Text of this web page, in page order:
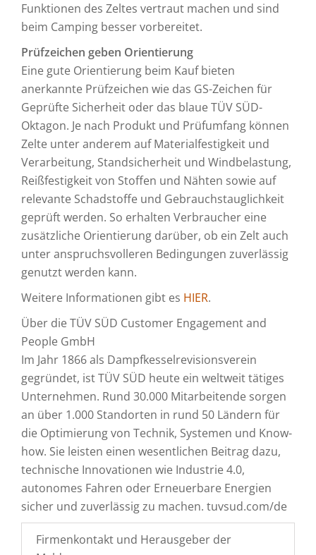
Funktionen des Zeltes vertraut machen und sind
beim Camping besser vorbereitet.
Prüfzeichen geben Orientierung
Eine gute Orientierung beim Kauf bieten
anerkannte Prüfzeichen wie das GS-Zeichen für
Geprüfte Sicherheit oder das blaue TÜV SÜD-
Oktagon. Je nach Produkt und Prüfumfang können
Zelte unter anderem auf Materialfestigkeit und
Verarbeitung, Standsicherheit und Windbelastung,
Reißfestigkeit von Stoffen und Nähten sowie auf
relevante Schadstoffe und Gebrauchstauglichkeit
geprüft werden. So erhalten Verbraucher eine
zusätzliche Orientierung darüber, ob ein Zelt auch
unter anspruchsvolleren Bedingungen zuverlässig
genutzt werden kann.
Weitere Informationen gibt es HIER.
Über die TÜV SÜD Customer Engagement and
People GmbH
Im Jahr 1866 als Dampfkesselrevisionsverein
gegründet, ist TÜV SÜD heute ein weltweit tätiges
Unternehmen. Rund 30.000 Mitarbeitende sorgen
an über 1.000 Standorten in rund 50 Ländern für
die Optimierung von Technik, Systemen und Know-
how. Sie leisten einen wesentlichen Beitrag dazu,
technische Innovationen wie Industrie 4.0,
autonomes Fahren oder Erneuerbare Energien
sicher und zuverlässig zu machen. tuvsud.com/de
Firmenkontakt und Herausgeber der